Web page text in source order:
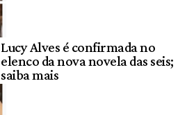
Lucy Alves é confirmada no
elenco da nova novela das seis;
saiba mais